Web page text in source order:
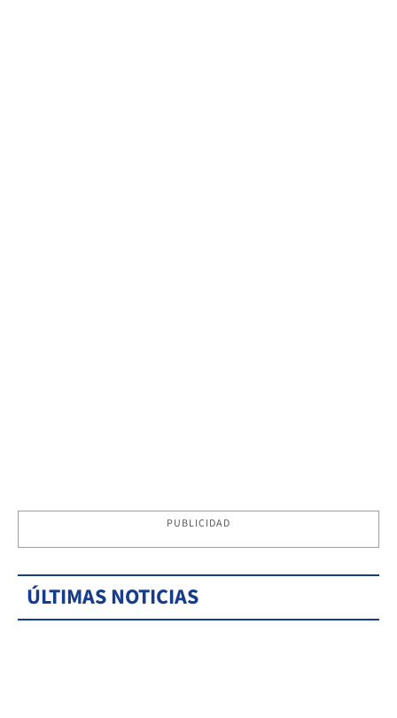
PUBLICIDAD
ÚLTIMAS NOTICIAS